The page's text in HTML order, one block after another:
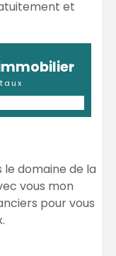
et
le domaine de la
vous mon
pour vous